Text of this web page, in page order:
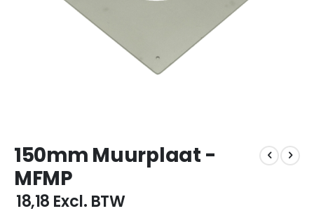
naar
het
begin
van
de
150mm Muurplaat -
MFMP
€ 18,18 Excl. BTW